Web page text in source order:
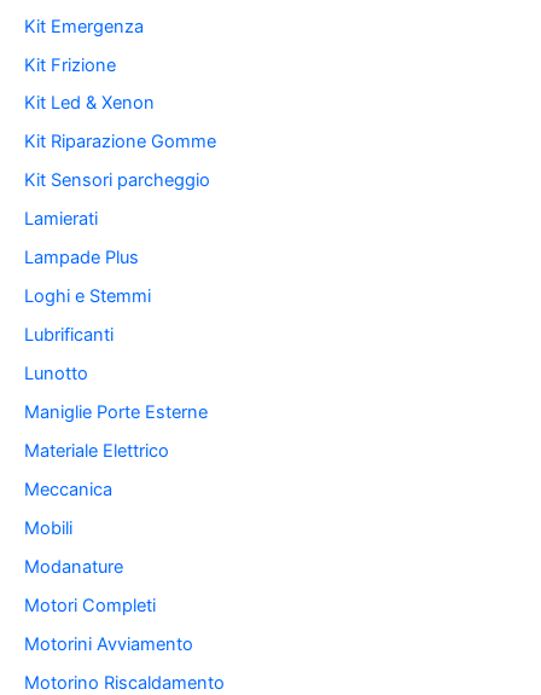
Kit Emergenza
Kit Frizione
Kit Led & Xenon
Kit Riparazione Gomme
Kit Sensori parcheggio
Lamierati
Lampade Plus
Loghi e Stemmi
Lubrificanti
Lunotto
Maniglie Porte Esterne
Materiale Elettrico
Meccanica
Mobili
Modanature
Motori Completi
Motorini Avviamento
Motorino Riscaldamento